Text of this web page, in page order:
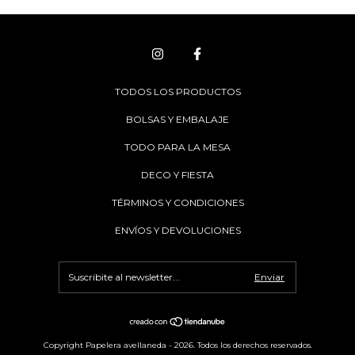
TODOS LOS PRODUCTOS
BOLSAS Y EMBALAJE
TODO PARA LA MESA
DECO Y FIESTA
TÉRMINOS Y CONDICIONES
ENVÍOS Y DEVOLUCIONES
Copyright Papelera avellaneda - 2026. Todos los derechos reservados.